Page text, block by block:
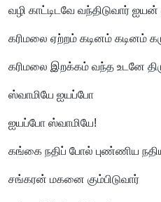
வழி காட்டிடவே வந்திடுவார் ஐயன்
கரிமலை ஏற்றம் கடினம் கடினம்
கரிமலை இறக்கம் வந்த உடனே
ஸ்வாமியே ஐயப்போ
ஐயப்போ ஸ்வாமியே!
கங்கை நதிப் போல் புண்ணிய
சங்கரன் மகனை கும்பிடுவார்